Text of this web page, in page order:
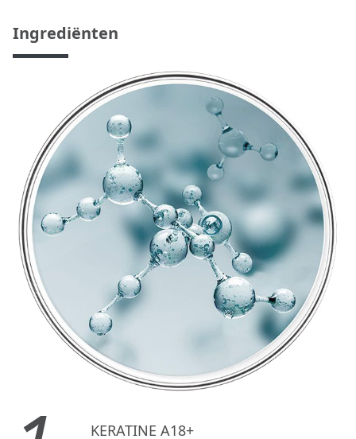
Ingrediënten
KERATINE A18+